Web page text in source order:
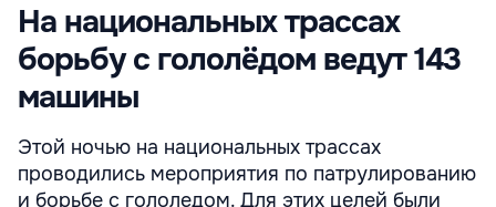
На национальных трассах
борьбу с гололёдом ведут 143
машины
Этой ночью на национальных трассах
проводились мероприятия по патрулированию
и борьбе с гололедом. Для этих целей были